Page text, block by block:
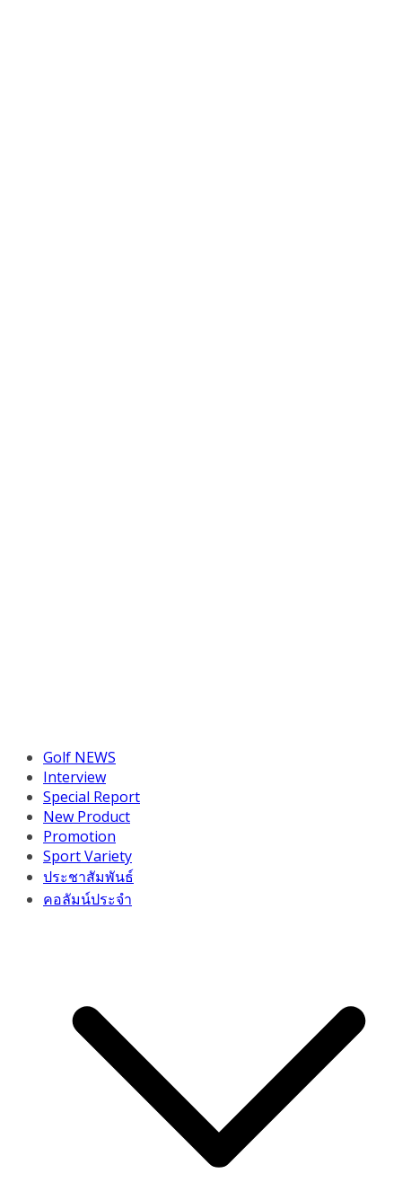
Golf NEWS
Interview
Special Report
New Product
Promotion
Sport Variety
ประชาสัมพันธ์
คอลัมน์ประจำ